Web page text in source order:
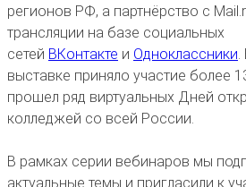
регионов РФ, а партнёрство с
трансляции на базе социальных
сетей ВКонтакте и Одноклассники.
выставке приняло участие более
прошел ряд виртуальных Дней
колледжей со всей России.
В рамках серии вебинаров мы
актуальные темы и пригласили к